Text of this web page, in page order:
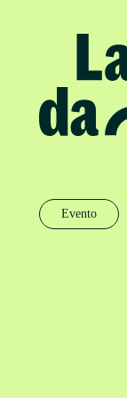
Evento